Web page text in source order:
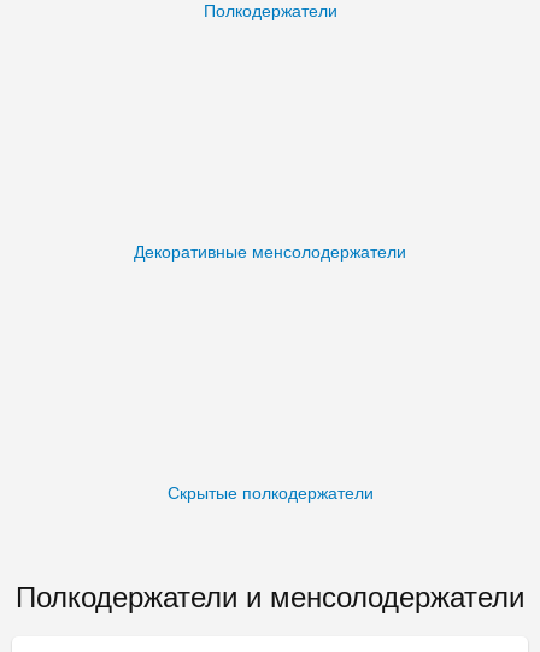
Полкодержатели
Декоративные менсолодержатели
Скрытые полкодержатели
Полкодержатели и менсолодержатели